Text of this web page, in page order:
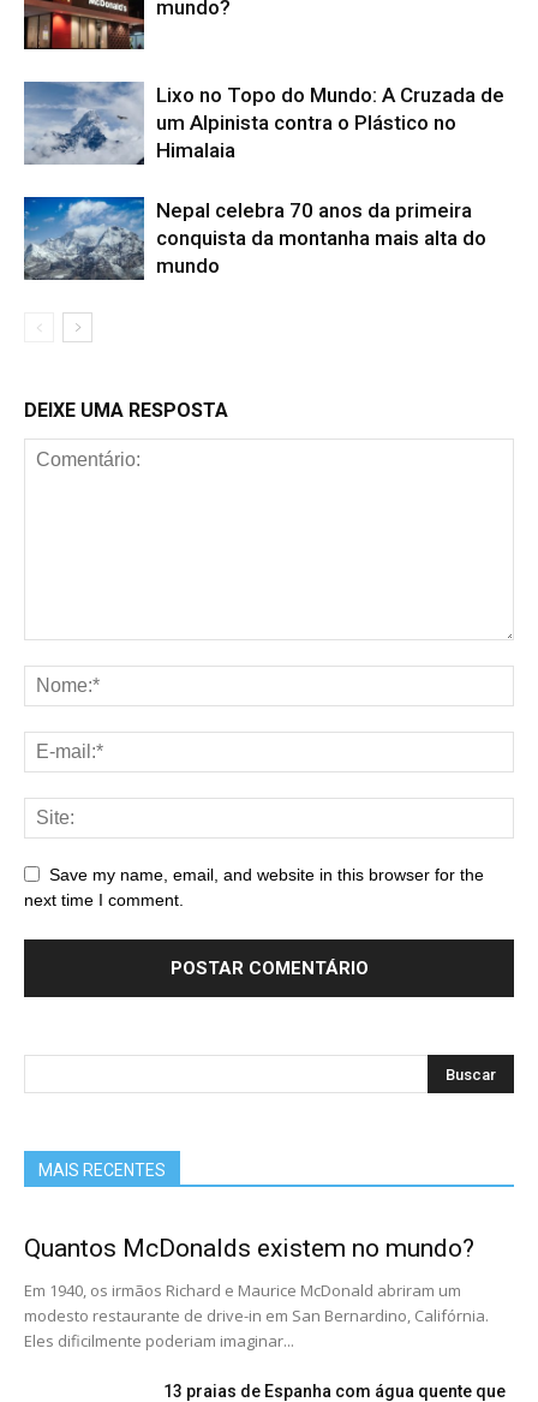
mundo?
Lixo no Topo do Mundo: A Cruzada de
um Alpinista contra o Plástico no
Himalaia
Nepal celebra 70 anos da primeira
conquista da montanha mais alta do
mundo
DEIXE UMA RESPOSTA
Save my name, email, and website in this browser for the
next time I comment.
MAIS RECENTES
Quantos McDonalds existem no mundo?
Em 1940, os irmãos Richard e Maurice McDonald abriram um
modesto restaurante de drive-in em San Bernardino, Califórnia.
Eles dificilmente poderiam imaginar...
13 praias de Espanha com água quente que